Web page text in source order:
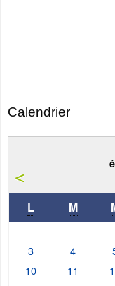
Calendrier
L M
3
4
10
11